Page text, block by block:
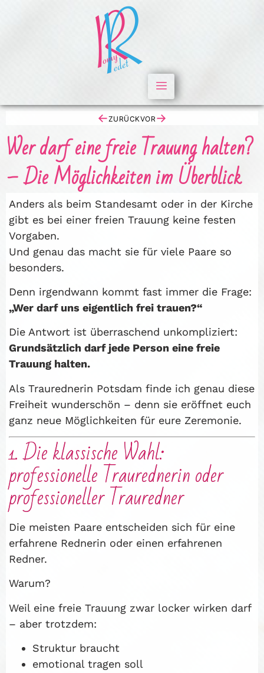
←ZURÜCK →
VOR
Wer darf eine freie Trauung halten?
– Die Möglichkeiten im Überblick
Anders als beim Standesamt oder in der Kirche
gibt es bei einer freien Trauung keine festen
Vorgaben.
Und genau das macht sie für viele Paare so
besonders.
Denn irgendwann kommt fast immer die Frage:
„Wer darf uns eigentlich frei trauen?“
Die Antwort ist überraschend unkompliziert:
Grundsätzlich darf jede Person eine freie
Trauung halten.
Als Traurednerin Potsdam finde ich genau diese
Freiheit wunderschön – denn sie eröffnet euch
ganz neue Möglichkeiten für eure Zeremonie.
1. Die klassische Wahl:
professionelle Traurednerin oder
professioneller Trauredner
Die meisten Paare entscheiden sich für eine
erfahrene Rednerin oder einen erfahrenen
Redner.
Warum?
Weil eine freie Trauung zwar locker wirken darf
– aber trotzdem:
Struktur braucht
emotional tragen soll